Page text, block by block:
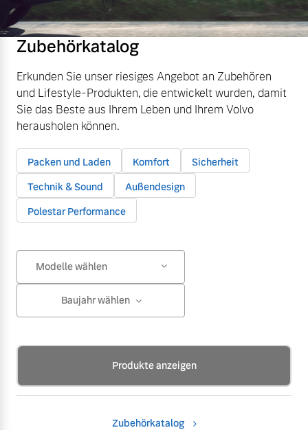
Zubehörkatalog
Erkunden Sie unser riesiges Angebot an Zubehören
und Lifestyle-Produkten, die entwickelt wurden, damit
Sie das Beste aus Ihrem Leben und Ihrem Volvo
herausholen können.
Packen und Laden Komfort
Sicherheit
Technik & Sound
Außendesign
Polestar Performance
Modelle wählen
Baujahr wählen
Produkte anzeigen
Zubehörkatalog